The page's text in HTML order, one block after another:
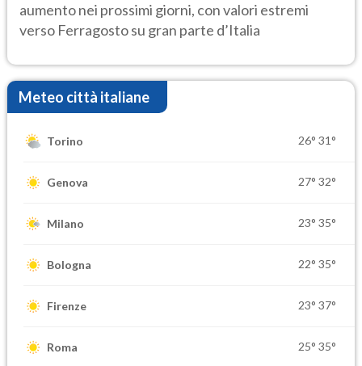
aumento nei prossimi giorni, con valori estremi
verso Ferragosto su gran parte d’Italia
Meteo città italiane
Torino 26° 31°
Genova 27° 32°
Milano 23° 35°
Bologna 22° 35°
Firenze 23° 37°
Roma 25° 35°